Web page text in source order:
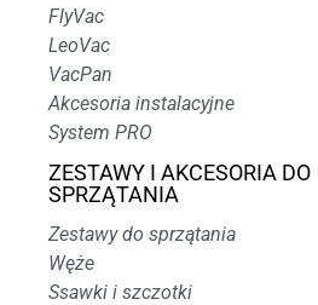
FlyVac
LeoVac
VacPan
Akcesoria instalacyjne
System PRO
ZESTAWY I AKCESORIA DO
SPRZĄTANIA
Zestawy do sprzątania
Węże
Ssawki i szczotki